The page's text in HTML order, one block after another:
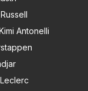
Antonelli